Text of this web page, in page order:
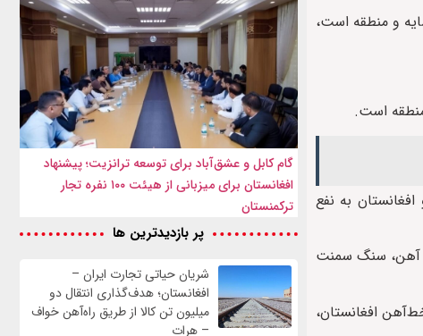
و منطقه است،
است.
به نفع
آهن، سنگ سمنت
افغانستان،
گام کابل و عشق‌آباد برای توسعه ترانزیت؛ پیشنهاد
افغانستان برای میزبانی از هیئت ۱۰۰ نفره تجار
ترکمنستان
پر بازدیدترین ها
شریان حیاتی تجارت ایران –
افغانستان؛ هدف‌گذاری انتقال دو
میلیون تن کالا از طریق راه‌آهن خواف
– هرات